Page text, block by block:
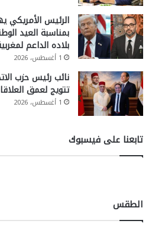
الرئيس
بمناسبة العيد
بلاده الداعم
1 أغسطس، 2026
نائب رئيس حزب
تتويج لعمق
1 أغسطس، 2026
تابعنا على فيسبوك
الطقس